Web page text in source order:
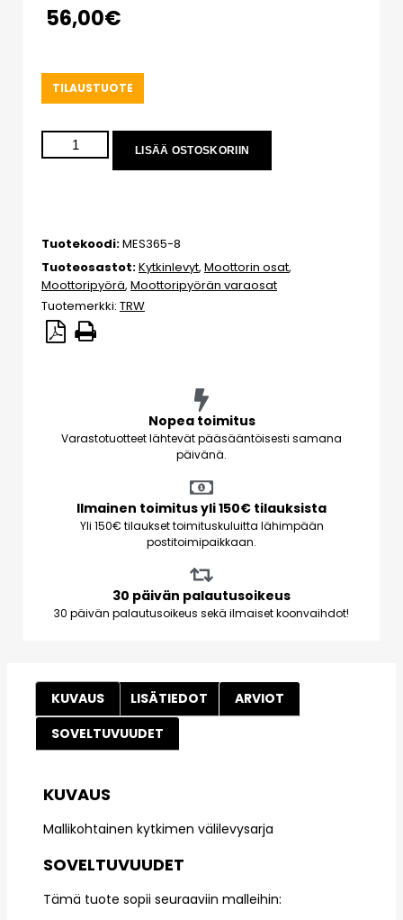
56,00€
TILAUSTUOTE
LISÄÄ OSTOSKORIIN
Tuotekoodi:MES365-8
Tuoteosastot:Kytkinlevyt, Moottorin osat,
Moottoripyörä, Moottoripyörän varaosat
Tuotemerkki: TRW
Nopea toimitus
Varastotuotteet lähtevät pääsääntöisesti samana
päivänä.
Ilmainen toimitus yli 150€ tilauksista
Yli 150€ tilaukset toimituskuluitta lähimpään
postitoimipaikkaan.
30 päivän palautusoikeus
30 päivän palautusoikeus sekä ilmaiset koonvaihdot!
KUVAUS LISÄTIEDOT
ARVIOT
SOVELTUVUUDET
KUVAUS
Mallikohtainen kytkimen välilevysarja
SOVELTUVUUDET
Tämä tuote sopii seuraaviin malleihin: